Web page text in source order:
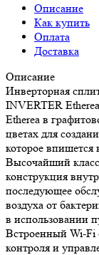
Описание
Как купить
Оплата
Доставка
Описание
Инверторная
INVERTER
Etherea в
цветах для
которое
Высочайший
конструкция
последующее
воздуха от
в использовании
Встроенный Wi-Fi
контроля и